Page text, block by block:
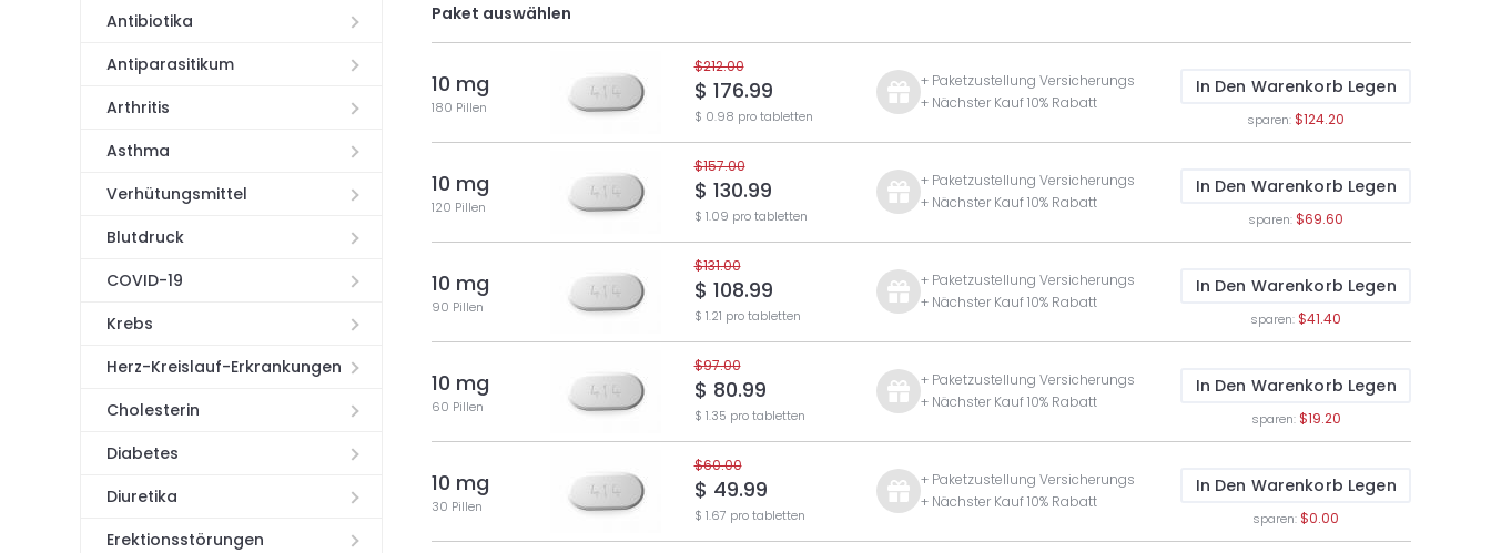
Antibiotika
Antiparasitikum
Arthritis
Asthma
Verhütungsmittel
Blutdruck
COVID-19
Krebs
Herz-Kreislauf-Erkrankungen
Cholesterin
Diabetes
Diuretika
Erektionsstörungen
Paket auswählen
10 mg
180 Pillen
$212.00
$ 176.99
$ 0.98 pro tabletten
+ Paketzustellung Versicherungs
+ Nächster Kauf 10% Rabatt
In Den Warenkorb Legen
sparen:$124.20
10 mg
120 Pillen
$157.00
$ 130.99
$ 1.09 pro tabletten
+ Paketzustellung Versicherungs
+ Nächster Kauf 10% Rabatt
In Den Warenkorb Legen
sparen:$69.60
10 mg
90 Pillen
$131.00
$ 108.99
$ 1.21 pro tabletten
+ Paketzustellung Versicherungs
+ Nächster Kauf 10% Rabatt
In Den Warenkorb Legen
sparen:$41.40
10 mg
60 Pillen
$97.00
$ 80.99
$ 1.35 pro tabletten
+ Paketzustellung Versicherungs
+ Nächster Kauf 10% Rabatt
In Den Warenkorb Legen
sparen:$19.20
10 mg
30 Pillen
$60.00
$ 49.99
$ 1.67 pro tabletten
+ Paketzustellung Versicherungs
+ Nächster Kauf 10% Rabatt
In Den Warenkorb Legen
sparen:$0.00